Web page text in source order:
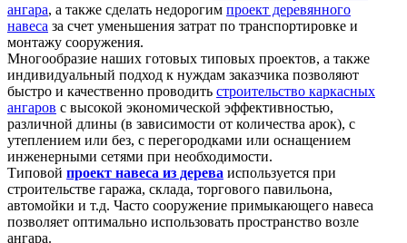
ангара, а также сделать недорогим проект деревянного
навеса за счет уменьшения затрат по транспортировке и
монтажу сооружения.
Многообразие наших готовых типовых проектов, а также
индивидуальный подход к нуждам заказчика позволяют
быстро и качественно проводить строительство каркасных
ангаров с высокой экономической эффективностью,
различной длины (в зависимости от количества арок), с
утеплением или без, с перегородками или оснащением
инженерными сетями при необходимости.
Типовой проект навеса из дерева используется при
строительстве гаража, склада, торгового павильона,
автомойки и т.д. Часто сооружение примыкающего навеса
позволяет оптимально использовать пространство возле
ангара.